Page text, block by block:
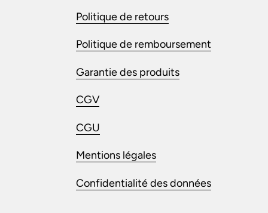
Politique de retours
Politique de remboursement
Garantie des produits
CGV
CGU
Mentions légales
Confidentialité des données